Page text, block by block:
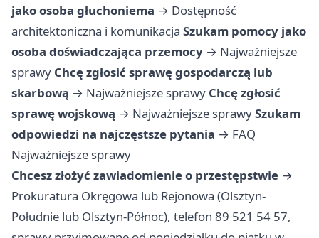
jako osoba głuchoniema → Dostępność
architektoniczna i komunikacja Szukam pomocy jako
osoba doświadczająca przemocy → Najważniejsze
sprawy Chcę zgłosić sprawę gospodarczą lub
skarbową → Najważniejsze sprawy Chcę zgłosić
sprawę wojskową → Najważniejsze sprawySzukam
odpowiedzi na najczęstsze pytania → FAQ
Najważniejsze sprawy
Chcesz złożyć zawiadomienie o przestępstwie →
Prokuratura Okręgowa lub Rejonowa (Olsztyn-
Południe lub Olsztyn-Północ), telefon 89 521 54 57,